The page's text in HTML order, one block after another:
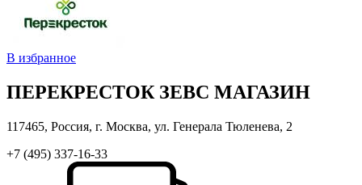
В избранное
ПЕРЕКРЕСТОК ЗЕВС МАГАЗИН
117465, Россия, г. Москва, ул. Генерала Тюленева, 2
+7 (495) 337-16-33